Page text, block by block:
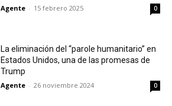
Agente - 15 febrero 2025 0
La eliminación del “parole humanitario” en
Estados Unidos, una de las promesas de
Trump
Agente - 26 noviembre 2024 0